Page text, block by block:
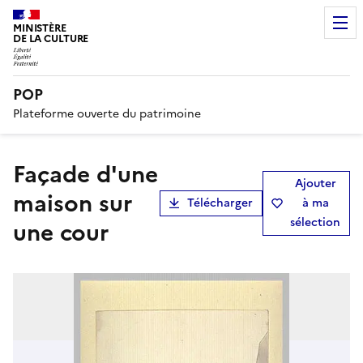
MINISTÈRE
DE LA CULTURE
POP
Plateforme ouverte du patrimoine
Façade d'une
maison sur
une cour
Télécharger
Ajouter
à ma
sélection